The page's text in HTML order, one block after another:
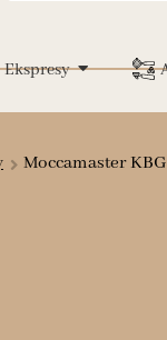
Ekspresy
Moccamaster